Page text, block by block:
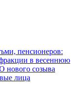
пенсионеров:
в весеннюю
нового созыва
лица